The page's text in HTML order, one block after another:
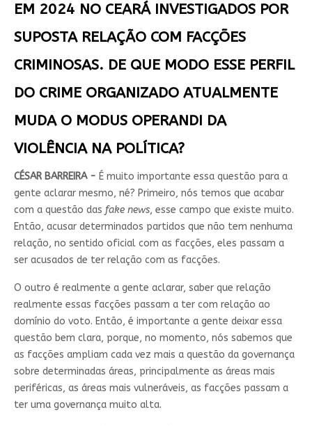
EM 2024 NO CEARÁ INVESTIGADOS POR
SUPOSTA RELAÇÃO COM FACÇÕES
CRIMINOSAS. DE QUE MODO ESSE PERFIL
DO CRIME ORGANIZADO ATUALMENTE
MUDA O MODUS OPERANDI DA
VIOLÊNCIA NA POLÍTICA?
CÉSAR BARREIRA - É muito importante essa questão para a
gente aclarar mesmo, né? Primeiro, nós temos que acabar
com a questão das fake news, esse campo que existe muito.
Então, acusar determinados partidos que não tem nenhuma
relação, no sentido oficial com as facções, eles passam a
ser acusados de ter relação com as facções.
O outro é realmente a gente aclarar, saber que relação
realmente essas facções passam a ter com relação ao
domínio do voto. Então, é importante a gente deixar essa
questão bem clara, porque, no momento, nós sabemos que
as facções ampliam cada vez mais a questão da governança
sobre determinadas áreas, principalmente as áreas mais
periféricas, as áreas mais vulneráveis, as facções passam a
ter uma governança muito alta.